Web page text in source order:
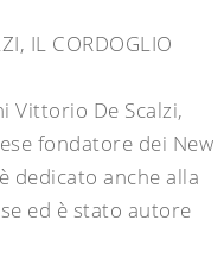
IL CORDOGLIO
Vittorio De Scalzi,
fondatore dei New
dedicato anche alla
ed è stato autore